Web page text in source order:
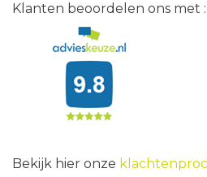
Klanten beoordelen ons met :
Bekijk hier onze